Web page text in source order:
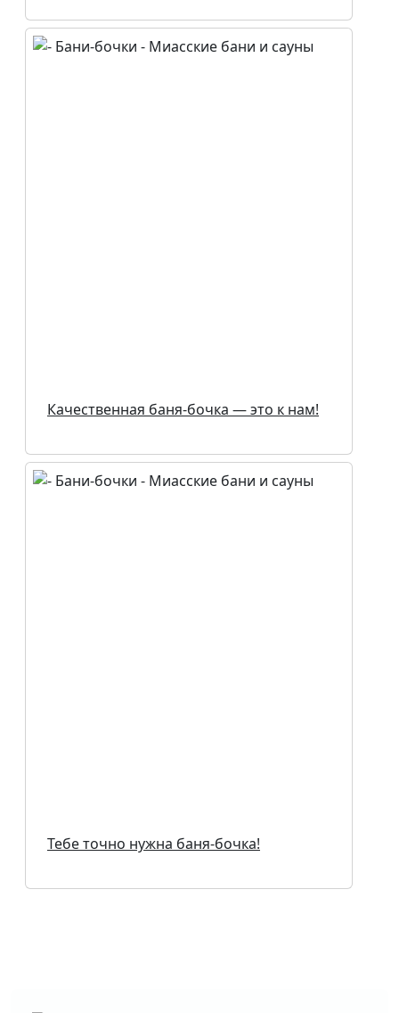
Качественная баня-бочка — это к нам!
Тебе точно нужна баня-бочка!